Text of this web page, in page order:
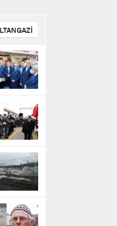
10 Kasım
Mesajı